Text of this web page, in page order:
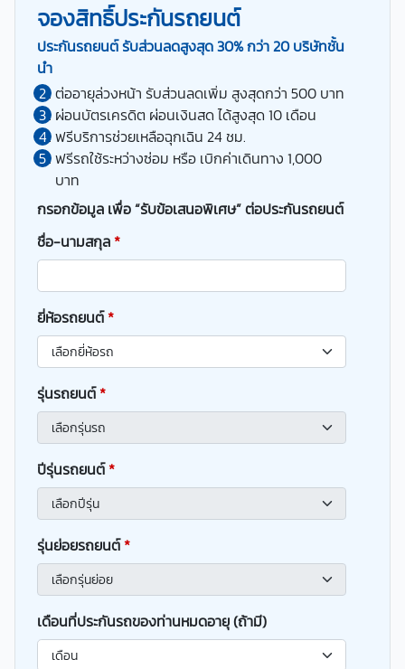
จองสิทธิ์ประกันรถยนต์
ประกันรถยนต์ รับส่วนลดสูงสุด 30% กว่า 20 บริษัทชั้น
นำ
ต่ออายุล่วงหน้า รับส่วนลดเพิ่ม สูงสุดกว่า 500 บาท
ผ่อนบัตรเครดิต ผ่อนเงินสด ได้สูงสุด 10 เดือน
ฟรีบริการช่วยเหลือฉุกเฉิน 24 ชม.
ฟรีรถใช้ระหว่างซ่อม หรือ เบิกค่าเดินทาง 1,000
บาท
กรอกข้อมูล เพื่อ “รับข้อเสนอพิเศษ” ต่อประกันรถยนต์
ชื่อ-นามสกุล*
ยี่ห้อรถยนต์*
รุ่นรถยนต์*
ปีรุ่นรถยนต์*
รุ่นย่อยรถยนต์*
เดือนที่ประกันรถของท่านหมดอายุ (ถ้ามี)